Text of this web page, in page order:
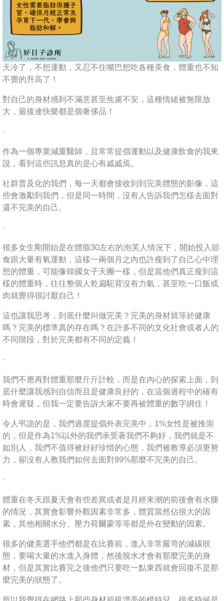
天冷了，不想運動，又忍不住嘴巴想吃各種美食，體重也不知
不覺的升高了！
對自己的身材感到不滿意甚至焦慮不安，這種情緒被無限放
大，最後連快樂都是個奢侈品！
·
作為一個專業減重醫師，且常常提倡運動以及健康飲食的我來
說，看到這些訊息真的是心有戚戚焉。
社群普及化的我們，每一天都會接收到到完美體態的影像，這
些會激勵到我們，但是同一時間，沒有人告訴我們怎樣去面對
還不完美的自己。
·
很多女生剛開始是在體脂30左右的泡芙人情況下，開始投入節
食跟大量有氧運動，這樣一兩個月之內也許瘦到了自己心中理
想的體重，可能像韓國女子天團一樣，但是當他們真正瘦到這
樣的體重時，往往整個人乾扁駝背沒有力氣，甚至吃一口飯或
肉就覺得很討厭自己！
這也讓我思考，到底什麼叫做完美？完美的身材就等於健康
嗎？完美的標準真的存在嗎？在許多不同的文化社會或者人的
不同階段，對於完美都有不同的定義！
·
我們不應再對體重那麼斤斤計較，而是在內心的探索上面，到
底什麼讓我感到自信而且是健康良好的，在這個過程中的確有
時會遲疑，但我一定要告訴大家不要再被體重的數字綁住！
令人弔詭的是，我們過度提倡外表完美中，1%女性是被推崇
的，但是作為1%以外的我們承受著我們不夠好，我們就是不
如別人，我們不值得被好好珍惜的心態，我們被教導必須更努
力，卻沒有人教我們如何去面對99%那麼不完美的自己。
·
體重在冬天跟夏天會有些差異或者是月經來潮的前後會有水腫
的情況，其實會影響外觀因素非常多，體質當然佔很大的因
素，其他相關水分、壓力荷爾蒙等等都是外在變動的因素。
很多的健美選手他們都是在比賽前，進入非常嚴苛的減碳狀
態，要喝大量的水進入身體，然後脫水才會有那麼完美的身
材，但是其實比賽完之後他們只要吃一點東西就會回復不是那
麼完美的狀態了。